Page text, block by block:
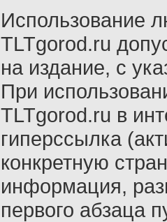
Использование
TLTgorod.ru
на издание, с
При
TLTgorod.ru в
гиперссылка
конкретную
информация,
первого абзаца